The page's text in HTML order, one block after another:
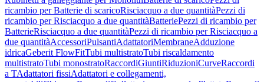
ricambio per Batterie di scaricoRisciacquo a due quantitàPezzi di
ricambio per Risciacquo a due quantitàBatteriePezzi di ricambio per
BatterieRisciacquo a due quantitàPezzi di ricambio per Risciacquo a
due quantitàAccessoriPulsantiAdattatoriMembraneAdduzione
idricaGeberit FlowFitTubi multistratoTubi riscaldamento
multistratoTubi monostratoRaccordiGiuntiRiduzioniCurveRaccordi
a TAdattatori fissiAdattatori e collegamenti,